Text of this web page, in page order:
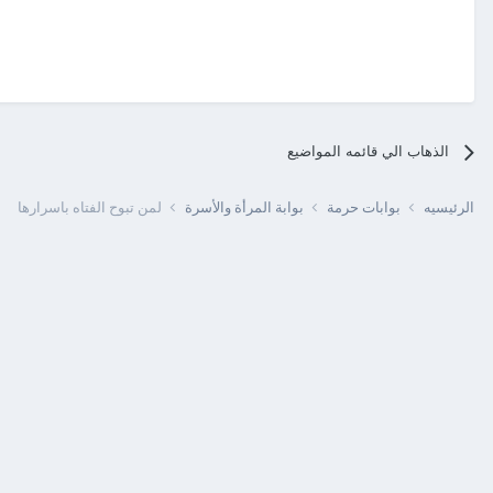
الذهاب الي قائمه المواضيع
الرئيسيه بوابات حرمة بوابة المرأة والأسرة لمن تبوح الفتاه باسرارها